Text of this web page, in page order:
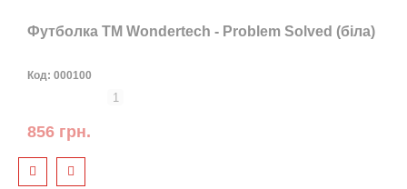
Футболка TM Wondertech - Problem Solved (біла)
Код: 000100
1
856 грн.